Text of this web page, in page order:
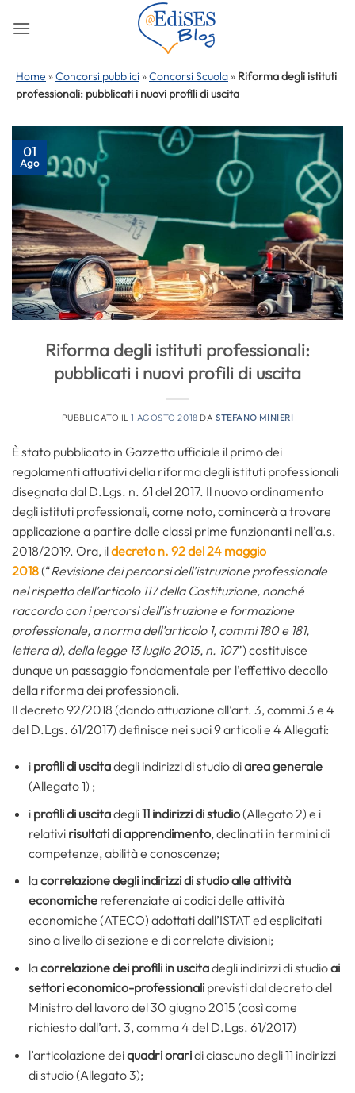
Home »Concorsi pubblici »Concorsi Scuola » Riforma degli istituti
professionali: pubblicati i nuovi profili di uscita
01
Ago
Riforma degli istituti professionali:
pubblicati i nuovi profili di uscita
PUBBLICATO IL1 AGOSTO 2018 DA STEFANO MINIERI
È stato pubblicato in Gazzetta ufficiale il primo dei
regolamenti attuativi della riforma degli istituti professionali
disegnata dal D.Lgs. n. 61 del 2017. Il nuovo ordinamento
degli istituti professionali, come noto, comincerà a trovare
applicazione a partire dalle classi prime funzionanti nell’a.s.
2018/2019. Ora, ildecreto n. 92 del 24 maggio
2018(“Revisione dei percorsi dell’istruzione professionale
nel rispetto dell’articolo 117 della Costituzione, nonché
raccordo con i percorsi dell’istruzione e formazione
professionale, a norma dell’articolo 1, commi 180 e 181,
lettera d), della legge 13 luglio 2015, n. 107”) costituisce
dunque un passaggio fondamentale per l’effettivo decollo
della riforma dei professionali.
Il decreto 92/2018 (dando attuazione all’art. 3, commi 3 e 4
del D.Lgs. 61/2017) definisce nei suoi 9 articoli e 4 Allegati:
i profili di uscitadegli indirizzi di studio diarea generale
(Allegato 1) ;
i profili di uscitadegli11 indirizzi di studio(Allegato 2) e i
relativi risultati di apprendimento, declinati in termini di
competenze, abilità e conoscenze;
lacorrelazione degli indirizzi di studio alle attività
economichereferenziate ai codici delle attività
economiche (ATECO) adottati dall’ISTAT ed esplicitati
sino a livello di sezione e di correlate divisioni;
lacorrelazione dei profili in uscitadegli indirizzi di studioai
settori economico-professionaliprevisti dal decreto del
Ministro del lavoro del 30 giugno 2015 (così come
richiesto dall’art. 3, comma 4 del D.Lgs. 61/2017)
l’articolazione deiquadri oraridi ciascuno degli 11 indirizzi
di studio (Allegato 3);